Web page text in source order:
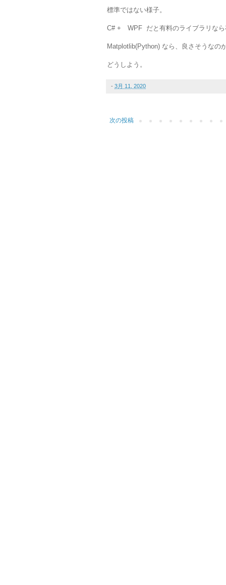
標準ではない様子。
C# + WPF だと有料のライブラリなら
Matplotlib(Python) なら、良さそうなの
どうしよう。
- 3月 11, 2020
次の投稿